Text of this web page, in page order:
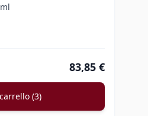
83,85 €
(3)